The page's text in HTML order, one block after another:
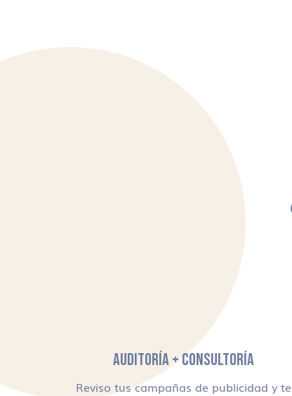
AUDITORÍA + CONSULTORÍA
Reviso tus campañas de publicidad y te